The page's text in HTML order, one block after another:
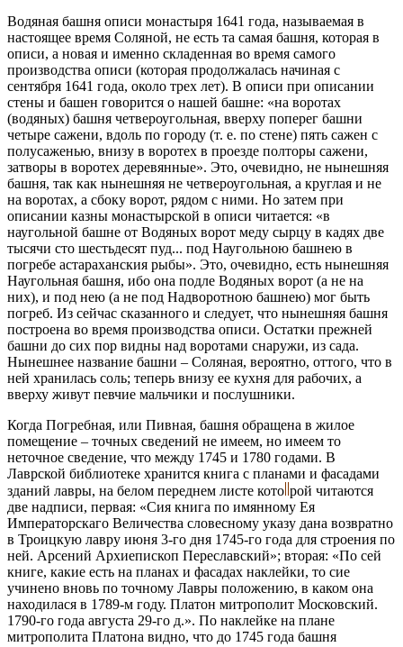
Водяная башня описи монастыря 1641 года, называемая в
настоящее время Соляной, не есть та самая башня, которая в
описи, а новая и именно складенная во время самого
производства описи (которая продолжалась начиная с
сентября 1641 года, около трех лет). В описи при описании
стены и башен говорится о нашей башне: «на воротах
(водяных) башня четвероугольная, вверху поперег башни
четыре сажени, вдоль по городу (т. е. по стене) пять сажен с
полусаженью, внизу в воротех в проезде полторы сажени,
затворы в воротех деревянные». Это, очевидно, не нынешняя
башня, так как нынешняя не четвероугольная, а круглая и не
на воротах, а сбоку ворот, рядом с ними. Но затем при
описании казны монастырской в описи читается: «в
наугольной башне от Водяных ворот меду сырцу в кадях две
тысячи сто шестьдесят пуд... под Наугольною башнею в
погребе астараханския рыбы». Это, очевидно, есть нынешняя
Наугольная башня, ибо она подле Водяных ворот (а не на
них), и под нею (а не под Надворотною башнею) мог быть
погреб. Из сейчас сказанного и следует, что нынешняя башня
построена во время производства описи. Остатки прежней
башни до сих пор видны над воротами снаружи, из сада.
Нынешнее название башни – Соляная, вероятно, оттого, что в
ней хранилась соль; теперь внизу ее кухня для рабочих, а
вверху живут певчие мальчики и послушники.
Когда Погребная, или Пивная, башня обращена в жилое
помещение – точных сведений не имеем, но имеем то
неточное сведение, что между 1745 и 1780 годами. В
Лаврской библиотеке хранится книга с планами и фасадами
зданий лавры, на белом переднем листе кото рой читаются
две надписи, первая: «Сия книга по имянному Ея
Императорскаго Величества словесному указу дана возвратно
в Троицкую лавру июня 3-го дня 1745-го года для строения по
ней. Арсений Архиепископ Переславский»; вторая: «По сей
книге, какие есть на планах и фасадах наклейки, то сие
учинено вновь по точному Лавры положению, в каком она
находилася в 1789-м году. Платон митрополит Московский.
1790-го года августа 29-го д.». По наклейке на плане
митрополита Платона видно, что до 1745 года башня